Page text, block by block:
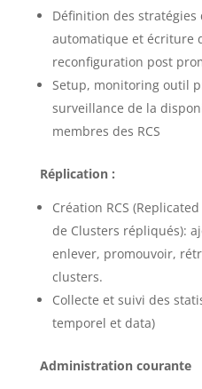
Définition des stratégies
automatique et écriture
reconfiguration post
Setup, monitoring outil
surveillance de la
membres des RCS
Réplication :
Création RCS
de Clusters répliqués):
enlever, promouvoir,
clusters.
Collecte et suivi des
temporel et data)
Administration courante